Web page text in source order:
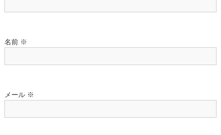
名前 ※
メール ※